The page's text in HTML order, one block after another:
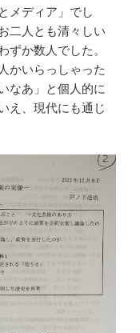
メディア」でし
二人とも清々しい
ずか数人でした。
かいらっしゃった
なあ」と個人的に
え、現代にも通じ